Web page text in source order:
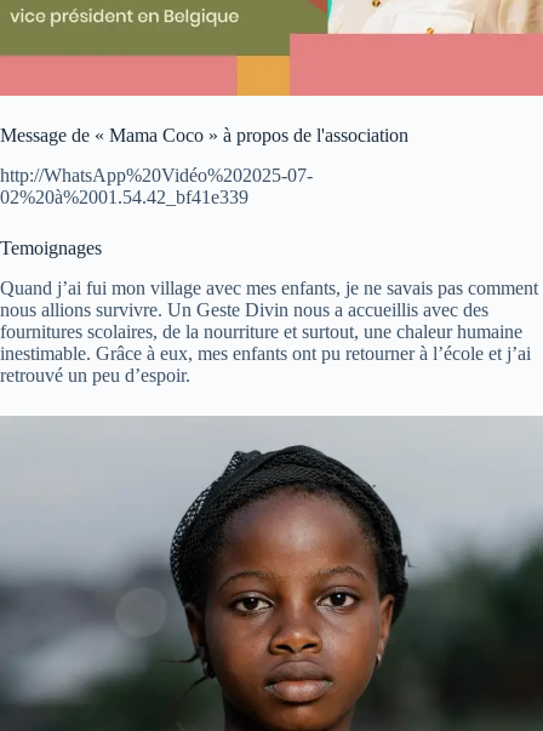
Message de « Mama Coco » à propos de l'association
http://WhatsApp%20Vidéo%202025-07-
02%20à%2001.54.42_bf41e339
Temoignages
Quand j’ai fui mon village avec mes enfants, je ne savais pas comment
nous allions survivre. Un Geste Divin nous a accueillis avec des
fournitures scolaires, de la nourriture et surtout, une chaleur humaine
inestimable. Grâce à eux, mes enfants ont pu retourner à l’école et j’ai
retrouvé un peu d’espoir.